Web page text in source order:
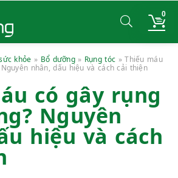
0
khỏe » Bổ dưỡng» Rụng tóc »Thiếu máu
nhân, dấu hiệu và cách cải thiện
có gây rụng
Nguyên
hiệu và cách